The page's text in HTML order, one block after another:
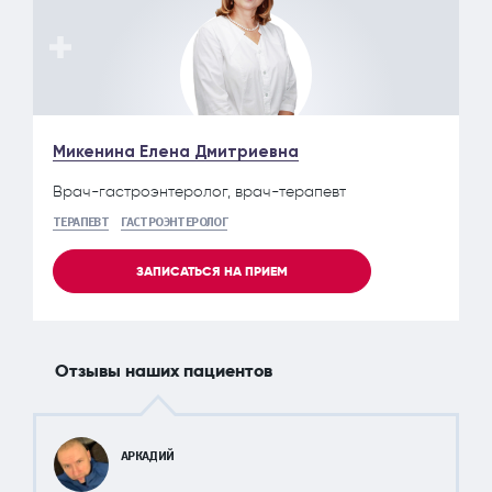
Микенина Елена Дмитриевна
Врач-гастроэнтеролог, врач-терапевт
ТЕРАПЕВТ ГАСТРОЭНТЕРОЛОГ
ЗАПИСАТЬСЯ НА ПРИЕМ
Отзывы наших пациентов
АРКАДИЙ